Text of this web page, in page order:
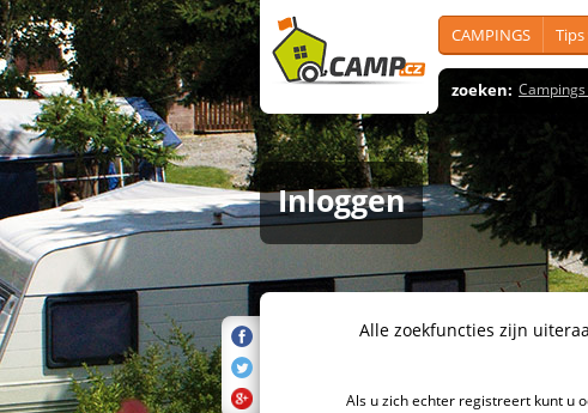
CAMPINGS Tips
zoeken:
Inloggen
Alle zoekfuncties zijn uiteraard
Als u zich echter registreert kunt u